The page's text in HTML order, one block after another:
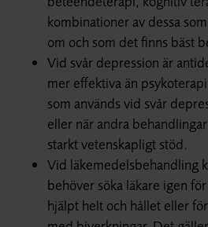
kombinationer av dessa
om och som det finns bäst
Vid svår depression är
mer effektiva än
som används vid svår
eller när andra
starkt vetenskapligt stöd.
Vid läkemedelsbehandling
behöver söka läkare igen
hjälpt helt och hållet eller